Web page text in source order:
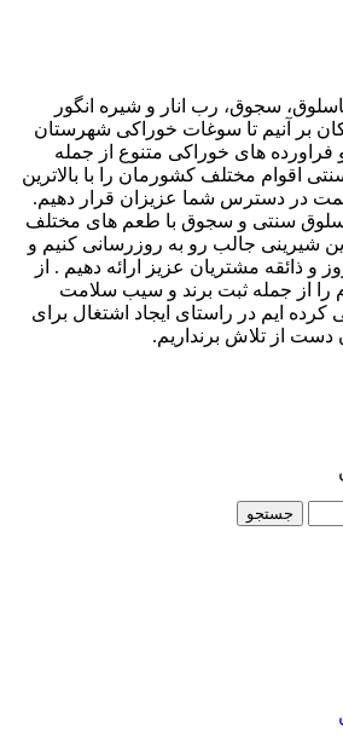
سجوق، رب انار و شیره انگور
بر آنیم تا سوغات خوراکی شهرستان
های خوراکی متنوع از جمله
اقوام مختلف کشورمان را با بالاترین
در دسترس شما عزیزان قرار دهیم.
سنتی و سجوق با طعم های مختلف
شیرینی جالب رو به روزرسانی کنیم و
و ذائقه مشتریان عزیز ارائه دهیم . از
لازم را از جمله ثبت برند و سیب سلامت
ایم در راستای ایجاد اشتغال برای
از تلاش برنداریم.
جستجو